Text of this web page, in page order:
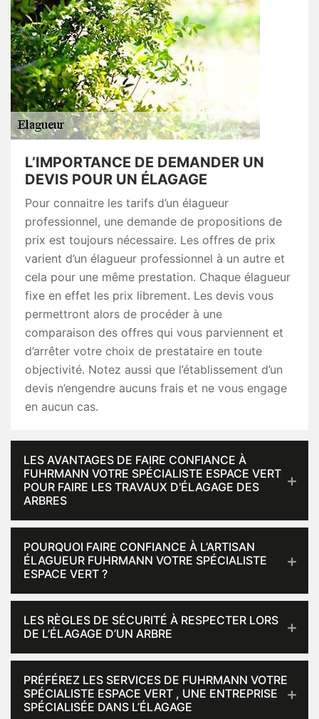
L’IMPORTANCE DE DEMANDER UN
DEVIS POUR UN ÉLAGAGE
Pour connaitre les tarifs d’un élagueur
professionnel, une demande de propositions de
prix est toujours nécessaire. Les offres de prix
varient d’un élagueur professionnel à un autre et
cela pour une même prestation. Chaque élagueur
fixe en effet les prix librement. Les devis vous
permettront alors de procéder à une
comparaison des offres qui vous parviennent et
d’arrêter votre choix de prestataire en toute
objectivité. Notez aussi que l’établissement d’un
devis n’engendre aucuns frais et ne vous engage
en aucun cas.
LES AVANTAGES DE FAIRE CONFIANCE À
FUHRMANN VOTRE SPÉCIALISTE ESPACE VERT
POUR FAIRE LES TRAVAUX D'ÉLAGAGE DES
ARBRES
POURQUOI FAIRE CONFIANCE À L’ARTISAN
ÉLAGUEUR FUHRMANN VOTRE SPÉCIALISTE
ESPACE VERT ?
LES RÈGLES DE SÉCURITÉ À RESPECTER LORS
DE L’ÉLAGAGE D’UN ARBRE
PRÉFÉREZ LES SERVICES DE FUHRMANN VOTRE
SPÉCIALISTE ESPACE VERT , UNE ENTREPRISE
SPÉCIALISÉE DANS L’ÉLAGAGE